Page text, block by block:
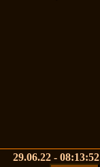
29.06.22 - 08:13:52